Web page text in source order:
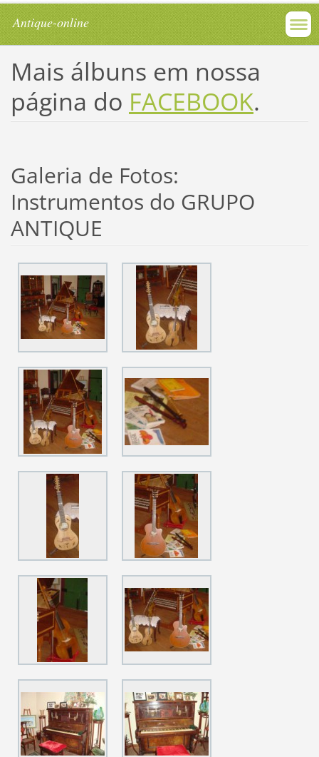
Antique-online
Mais álbuns em nossa
página do FACEBOOK.
Galeria de Fotos:
Instrumentos do GRUPO
ANTIQUE